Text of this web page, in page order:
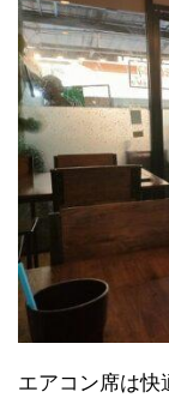
エアコン席は快